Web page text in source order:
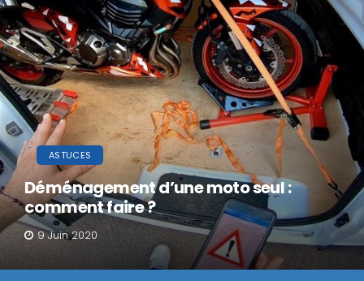
ASTUCES
Déménagement d’une moto seul :
comment faire ?
9 Juin 2020